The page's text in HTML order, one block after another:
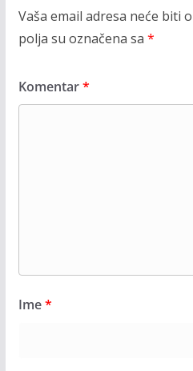
Vaša email adresa neće biti
polja su označena sa *
Komentar*
Ime*